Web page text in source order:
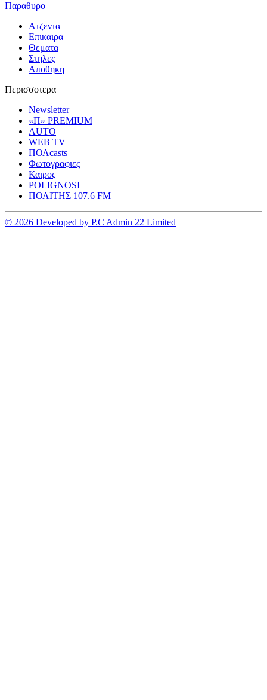
Παραθυρο
Ατζεντα
Επικαιρα
Θεματα
Στηλες
Αποθηκη
Περισσοτερα
Newsletter
«Π» PREMIUM
AUTO
WEB TV
ΠΟΛcasts
Φωτογραφιες
Καιρος
POLIGNOSI
ΠΟΛΙΤΗΣ 107.6 FM
© 2026 Developed by P.C Admin 22 Limited